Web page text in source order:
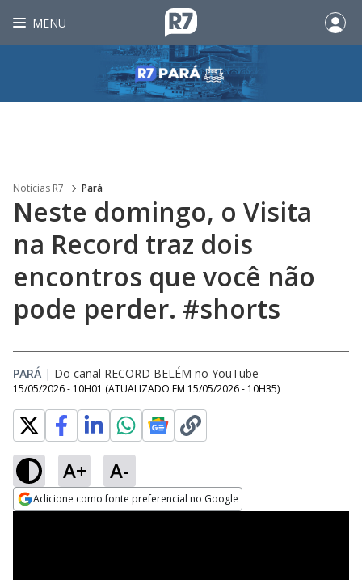
MENU
Noticias R7 Pará
Neste domingo, o Visita
na Record traz dois
encontros que você não
pode perder. #shorts
PARÁ | Do canal RECORD BELÉM no YouTube
15/05/2026 - 10H01 (ATUALIZADO EM 15/05/2026 - 10H35)
A+ A-
Adicione como fonte preferencial no Google